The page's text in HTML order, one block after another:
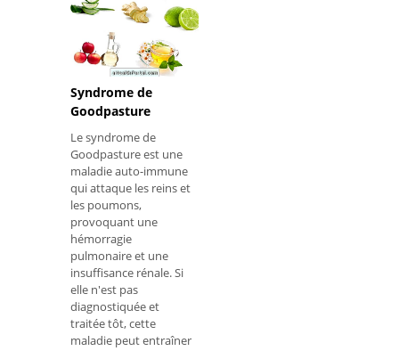
Syndrome de
Goodpasture
Le syndrome de
Goodpasture est une
maladie auto-immune
qui attaque les reins et
les poumons,
provoquant une
hémorragie
pulmonaire et une
insuffisance rénale. Si
elle n'est pas
diagnostiquée et
traitée tôt, cette
maladie peut entraîner